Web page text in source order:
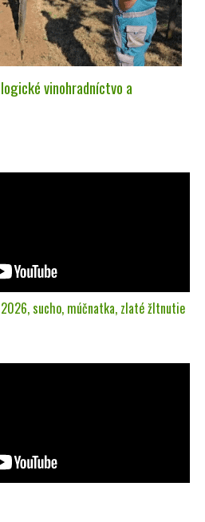
vinohradníctvo a
sucho, múčnatka, zlaté žltnutie